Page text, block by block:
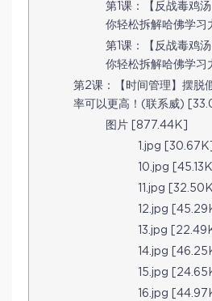
第1课：【反战毒鸡
你轻松拆解哈佛学习
第1课：【反战毒鸡
你轻松拆解哈佛学习
第2课：【时间管理】摆脱
率可以更高！(联系威)
图片 [877.44K]
1.jpg [30.67K]
10.jpg [45.13K]
11.jpg [32.50K]
12.jpg
13.jpg
14.jpg
15.jpg
16.jpg